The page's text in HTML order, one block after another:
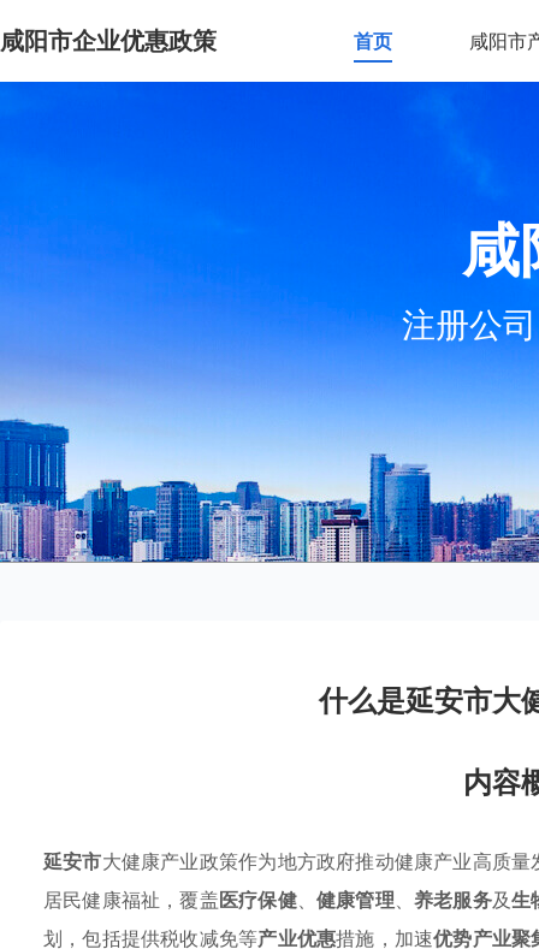
咸阳市企业优惠政策 首页 咸阳市
咸
注册公
什么是延安市大
内容
延安市大健康产业政策作为地方政府推动健康产业高质
居民健康福祉，覆盖医疗保健、 健康管理、 养老服务及生
划，包括提供税收减免等产业优惠措施，加速优势产业聚